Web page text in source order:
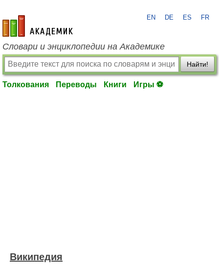
academic.ru
EN DE ES FR
Словари и энциклопедии на Академике
Найти!
Толкования Переводы Книги Игры ⚽
Википедия